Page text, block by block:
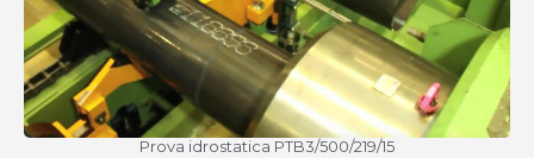
Prova idrostatica PTB3/500/219/15